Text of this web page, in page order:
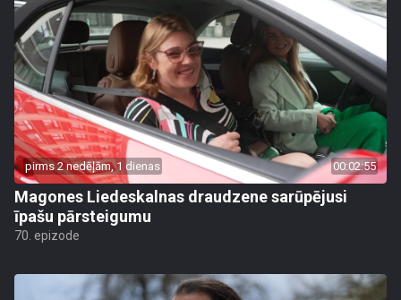
pirms 2 nedēļām, 1 dienas 00:02:55
Magones Liedeskalnas draudzene sarūpējusi
īpašu pārsteigumu
70. epizode